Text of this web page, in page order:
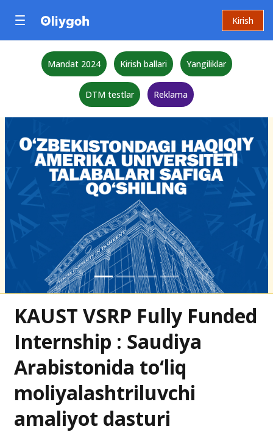
Kirish
Mandat 2024 Kirish ballari Yangiliklar
DTM testlar Reklama
KAUST VSRP Fully Funded
Internship : Saudiya
Arabistonida to‘liq
moliyalashtriluvchi
amaliyot dasturi